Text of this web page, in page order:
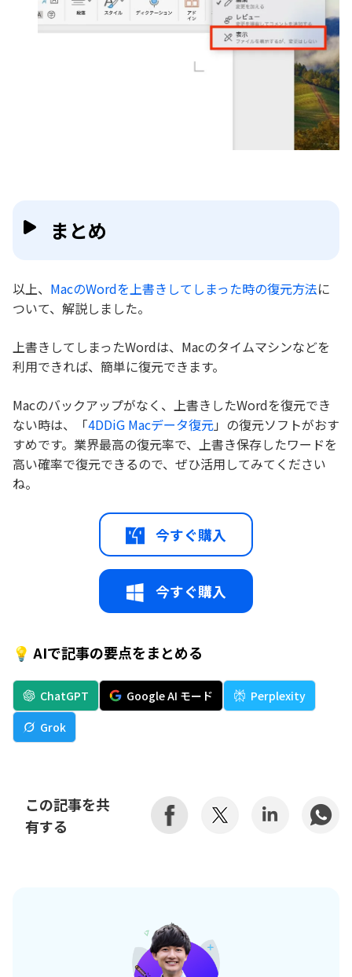
まとめ
以上、 MacのWordを上書きしてしまった時の復元方法に
ついて、解説しました。
上書きしてしまったWordは、Macのタイムマシンなどを
利用できれば、簡単に復元できます。
Macのバックアップがなく、上書きしたWordを復元でき
ない時は、「4DDiG Macデータ復元」の復元ソフトがおす
すめです。業界最高の復元率で、上書き保存したワードを
高い確率で復元できるので、ぜひ活用してみてください
ね。
今すぐ購入
今すぐ購入
💡 AIで記事の要点をまとめる
ChatGPT Google AI モード
Perplexity
Grok
この記事を共
有する